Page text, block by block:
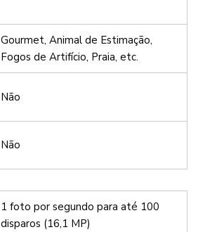
Gourmet, Animal de Estimação,
Fogos de Artifício, Praia, etc.
Não
Não
1 foto por segundo para até 100
disparos (16,1 MP)